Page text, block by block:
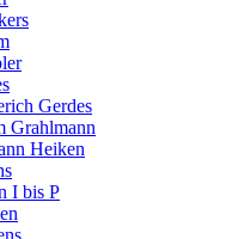
Gerdes
Grahlmann
Heiken
I bis P